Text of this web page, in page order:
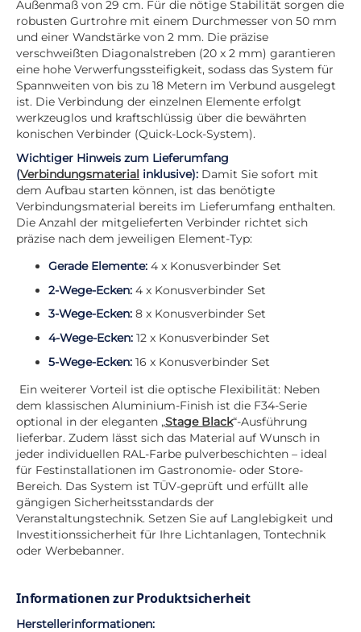
Außenmaß von 29 cm. Für die nötige Stabilität sorgen die
robusten Gurtrohre mit einem Durchmesser von 50 mm
und einer Wandstärke von 2 mm. Die präzise
verschweißten Diagonalstreben (20 x 2 mm) garantieren
eine hohe Verwerfungssteifigkeit, sodass das System für
Spannweiten von bis zu 18 Metern im Verbund ausgelegt
ist. Die Verbindung der einzelnen Elemente erfolgt
werkzeuglos und kraftschlüssig über die bewährten
konischen Verbinder (Quick-Lock-System).
Wichtiger Hinweis zum Lieferumfang
(Verbindungsmaterial inklusive): Damit Sie sofort mit
dem Aufbau starten können, ist das benötigte
Verbindungsmaterial bereits im Lieferumfang enthalten.
Die Anzahl der mitgelieferten Verbinder richtet sich
präzise nach dem jeweiligen Element-Typ:
Gerade Elemente: 4 x Konusverbinder Set
2-Wege-Ecken: 4 x Konusverbinder Set
3-Wege-Ecken: 8 x Konusverbinder Set
4-Wege-Ecken: 12 x Konusverbinder Set
5-Wege-Ecken: 16 x Konusverbinder Set
Ein weiterer Vorteil ist die optische Flexibilität: Neben
dem klassischen Aluminium-Finish ist die F34-Serie
optional in der eleganten „Stage Black“-Ausführung
lieferbar. Zudem lässt sich das Material auf Wunsch in
jeder individuellen RAL-Farbe pulverbeschichten – ideal
für Festinstallationen im Gastronomie- oder Store-
Bereich. Das System ist TÜV-geprüft und erfüllt alle
gängigen Sicherheitsstandards der
Veranstaltungstechnik. Setzen Sie auf Langlebigkeit und
Investitionssicherheit für Ihre Lichtanlagen, Tontechnik
oder Werbebanner.
Informationen zur Produktsicherheit
Herstellerinformationen: